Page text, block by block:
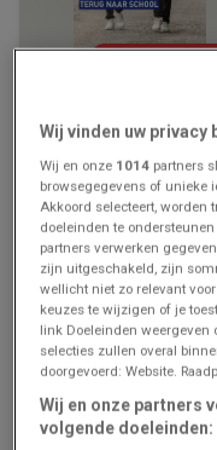
ZOJUIST
Nos meilleures offres
vous
Prijsgegevens
geldig tot en
met 21/8
Wij vinden uw privacy
Wij en onze 1014 partners
browsegegevens of unieke
Akkoord selecteert,
doeleinden te
partners verwerken
zijn uitgeschakeld, zijn
wellicht niet zo relevant
keuzes te wijzigen of je
link Doeleinden weergeven
selecties zullen overal
doorgevoerd: Website.
Wij en onze partners
volgende doeleinden: